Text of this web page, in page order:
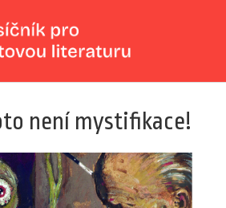
není mystifikace!